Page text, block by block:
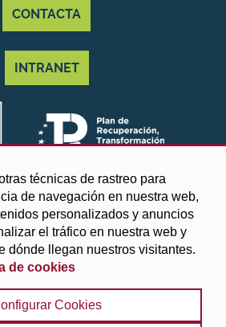
técnicas de rastreo para
de navegación en nuestra web,
personalizados y anuncios
el tráfico en nuestra web y
dónde llegan nuestros visitantes.
de cookies
Cookies
CONTACTA
INTRANET
de Granada
de privacidad | Política de cookies